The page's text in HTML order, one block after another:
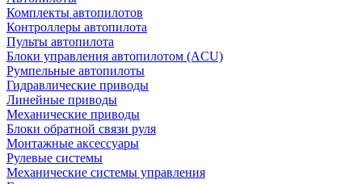
Комплекты автопилотов
Контроллеры автопилота
Пульты автопилота
Блоки управления автопилотом (ACU)
Румпельные автопилоты
Гидравлические приводы
Линейные приводы
Механические приводы
Блоки обратной связи руля
Монтажные аксессуары
Рулевые системы
Механические системы управления